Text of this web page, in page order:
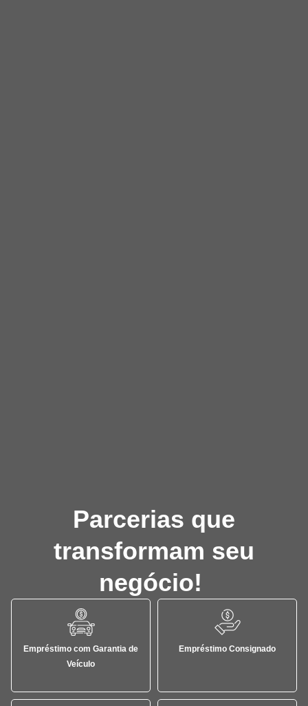
Parcerias que
transformam seu
negócio!
Empréstimo com Garantia de
Veículo
Empréstimo Consignado